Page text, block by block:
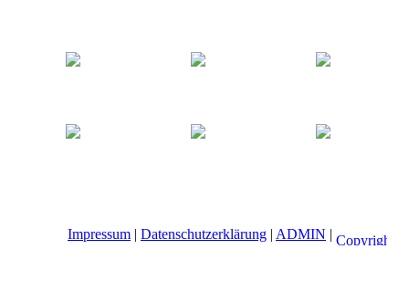
Impressum | Datenschutzerklärung | ADMIN |